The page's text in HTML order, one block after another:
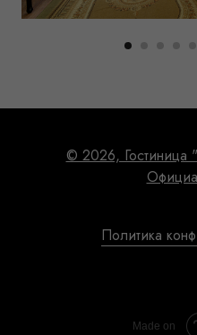
Политика
© 2026, Гостиница
Made on